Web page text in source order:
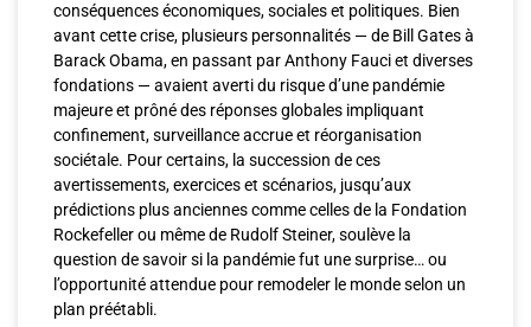
conséquences économiques, sociales et politiques. Bien
avant cette crise, plusieurs personnalités — de Bill Gates à
Barack Obama, en passant par Anthony Fauci et diverses
fondations — avaient averti du risque d’une pandémie
majeure et prôné des réponses globales impliquant
confinement, surveillance accrue et réorganisation
sociétale. Pour certains, la succession de ces
avertissements, exercices et scénarios, jusqu’aux
prédictions plus anciennes comme celles de la Fondation
Rockefeller ou même de Rudolf Steiner, soulève la
question de savoir si la pandémie fut une surprise… ou
l’opportunité attendue pour remodeler le monde selon un
plan préétabli.